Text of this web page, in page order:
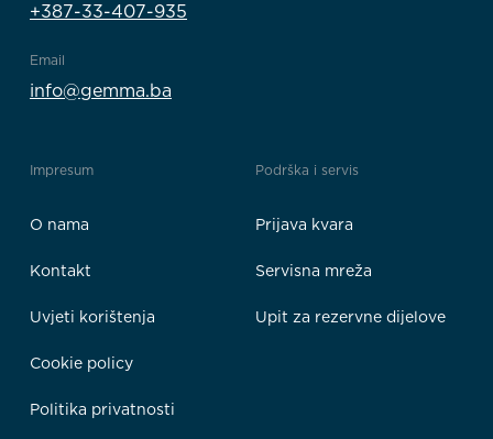
+387-33-407-935
Email
info@gemma.ba
Impresum
O nama
Kontakt
Uvjeti korištenja
Cookie policy
Politika privatnosti
Podrška i servis
Prijava kvara
Servisna mreža
Upit za rezervne dijelove